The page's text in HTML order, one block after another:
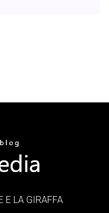
E LA GIRAFFA